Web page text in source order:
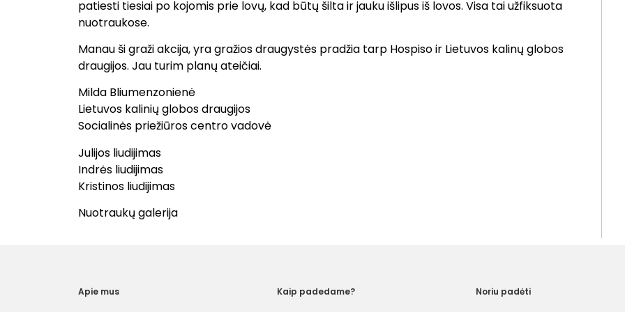
patiesti tiesiai po kojomis prie lovų, kad būtų šilta ir jauku išlipus iš lovos. Visa tai užfiksuota
nuotraukose.
Manau ši graži akcija, yra gražios draugystės pradžia tarp Hospiso ir Lietuvos kalinų globos
draugijos. Jau turim planų ateičiai.
Milda Bliumenzonienė
Lietuvos kalinių globos draugijos
Socialinės priežiūros centro vadovė
Julijos liudijimas
Indrės liudijimas
Kristinos liudijimas
Nuotraukų galerija
Apie mus Kaip padedame? Noriu padėti